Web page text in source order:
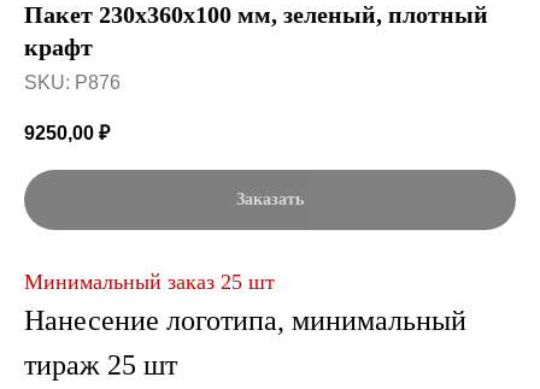
Пакет 230x360x100 мм, зеленый, плотный
крафт
SKU: P876
9250,00 ₽
Заказать
Минимальный заказ 25 шт
Нанесение логотипа, минимальный
тираж 25 шт